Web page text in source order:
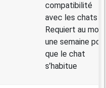
compatibilité
avec les chats
Requiert au
une semaine
que le chat
s’habitue